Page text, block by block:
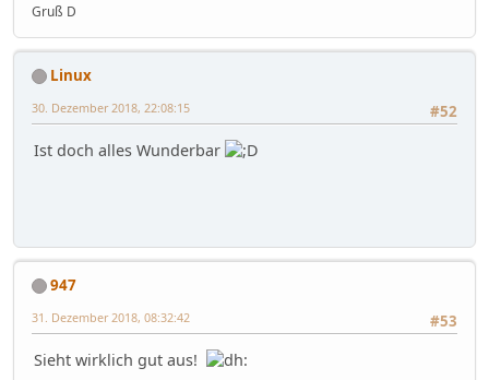
Gruß D
Linux
#52
30. Dezember 2018, 22:08:15
Ist doch alles Wunderbar
947
#53
31. Dezember 2018, 08:32:42
Sieht wirklich gut aus!